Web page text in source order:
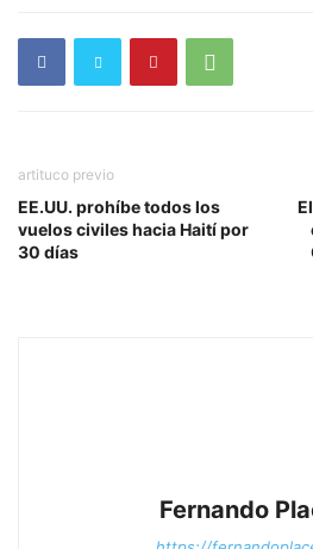
artituco previo
EE.UU. prohíbe todos los
vuelos civiles hacia Haití por
30 días
Fernando